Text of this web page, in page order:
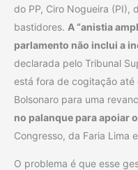
do PP, Ciro Nogueira (PI),
bastidores. A “anistia
parlamento não inclui a
declarada pelo Tribunal
está fora de cogitação até
Bolsonaro para uma
no palanque para apoiar
Congresso, da Faria Lima
O problema é que esse